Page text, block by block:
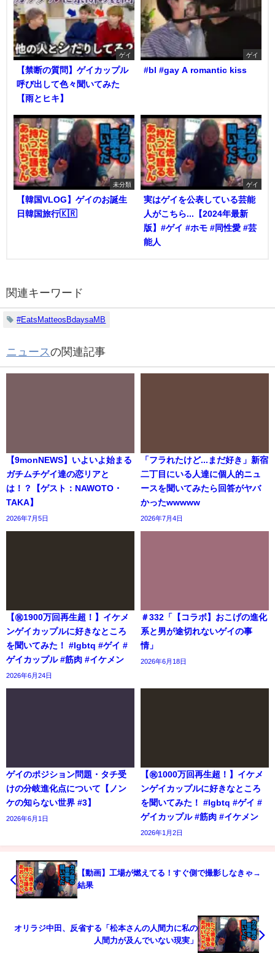
ゲイ
【禁断の質問】ゲイカップル
呼び出して色々聞いてみた
【雨とヒキ】
ゲイ
#bl #gay A romantic kiss
未分類
【韓国VLOG】ゲイのお誕生
日韓国旅行🇰🇷
ゲイ
実はゲイを公表している芸能
人がこちら...【2024年最新
版】#ゲイ #ホモ #同性愛 #芸
能人
関連キーワード
#EatsMatteosBdaysaMB
ニュースの関連記事
【9monNEWS】いよいよ始まる
ガチムチゲイ達の恋リアと
は！？【ゲスト：NAWOTO・
TAKA】
2026年7月5日
「フラれたけど...まだ好き」新宿
二丁目にいる人達に個人的ニュ
ースを聞いてみたら回答がヤバ
かったwwwww
2026年7月4日
【㊗️1900万回再生超！】イケメ
ンゲイカップルに好きなところ
を聞いてみた！ #lgbtq #ゲイ #
ゲイカップル #筋肉 #イケメン
2026年6月24日
＃332「【コラボ】おこげの進化
系と男が途切れないゲイの事
情」
2026年6月18日
ゲイのポジション問題・タチ受
けの分岐進化点について【ノン
ケの知らない世界 #3】
2026年6月1日
【㊗️1000万回再生超！】イケメ
ンゲイカップルに好きなところ
を聞いてみた！ #lgbtq #ゲイ #
ゲイカップル #筋肉 #イケメン
2026年1月2日
【動画】工場が燃えてる！すぐ側で撮影しなきゃ→
結果
オリラジ中田、反省する「松本さんの人間力に私の
人間力が及んでいない現実」